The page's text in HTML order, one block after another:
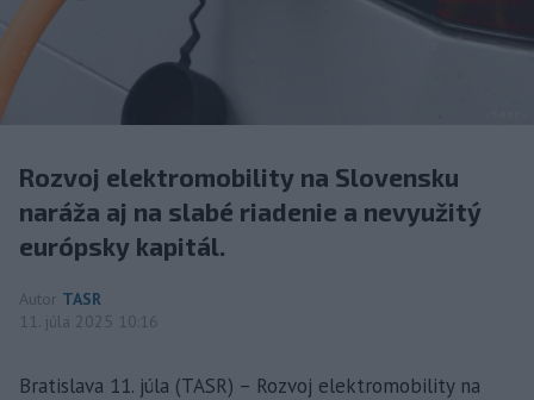
Rozvoj elektromobility na Slovensku
naráža aj na slabé riadenie a nevyužitý
európsky kapitál.
Autor TASR
11. júla 2025 10:16
Bratislava 11. júla (TASR) – Rozvoj elektromobility na